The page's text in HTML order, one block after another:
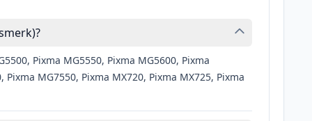
Pixma MG5550, Pixma MG5600, Pixma
MG7550, Pixma MX720, Pixma MX725, Pixma